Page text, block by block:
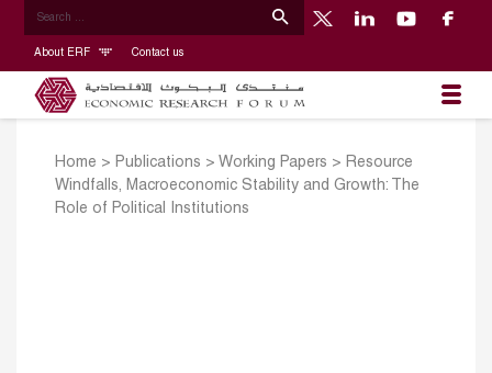
About ERF Contact us
Home > Publications > Working Papers > Resource
Windfalls, Macroeconomic Stability and Growth: The
Role of Political Institutions